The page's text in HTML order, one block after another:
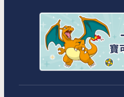
MIMARU東京 日本橋水天宮前
MIMARU東京 浅草STATION